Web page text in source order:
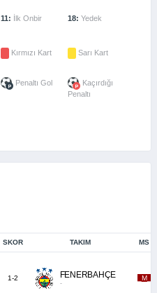
11: İlk Onbir 18: Yedek
Kırmızı Kart Sarı Kart
Penaltı Gol
Kaçırdığı
Penaltı
SKOR TAKIM MS
1-2 FENERBAHÇE
-
_M_